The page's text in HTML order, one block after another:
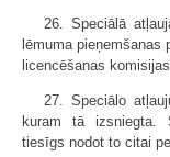
26. Speciālā
lēmuma
licencēšanas
27. Speciālo
kuram tā izsniegta.
tiesīgs nodot to citai